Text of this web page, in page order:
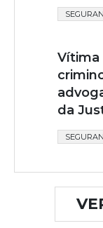
Vítima
da